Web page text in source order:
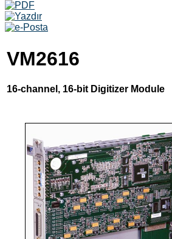
VM2616
16-channel, 16-bit Digitizer Module